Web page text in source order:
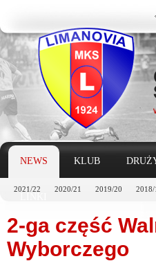
NEWS
2021/22 2020/21 2019/20 2018/
KLUB
2-ga część
Wyborczego